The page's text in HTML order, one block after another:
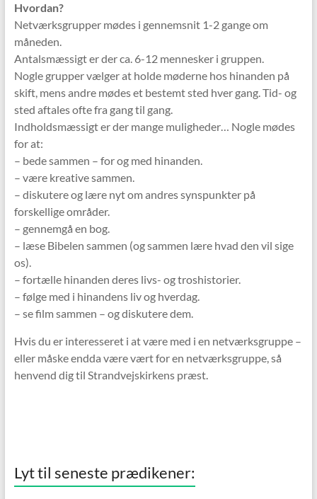
Hvordan?
Netværksgrupper mødes i gennemsnit 1-2 gange om
måneden.
Antalsmæssigt er der ca. 6-12 mennesker i gruppen.
Nogle grupper vælger at holde møderne hos hinanden på
skift, mens andre mødes et bestemt sted hver gang. Tid- og
sted aftales ofte fra gang til gang.
Indholdsmæssigt er der mange muligheder… Nogle mødes
for at:
– bede sammen – for og med hinanden.
– være kreative sammen.
– diskutere og lære nyt om andres synspunkter på
forskellige områder.
– gennemgå en bog.
– læse Bibelen sammen (og sammen lære hvad den vil sige
os).
– fortælle hinanden deres livs- og troshistorier.
– følge med i hinandens liv og hverdag.
– se film sammen – og diskutere dem.
Hvis du er interesseret i at være med i en netværksgruppe –
eller måske endda være vært for en netværksgruppe, så
henvend dig til Strandvejskirkens præst.
Lyt til seneste prædikener: